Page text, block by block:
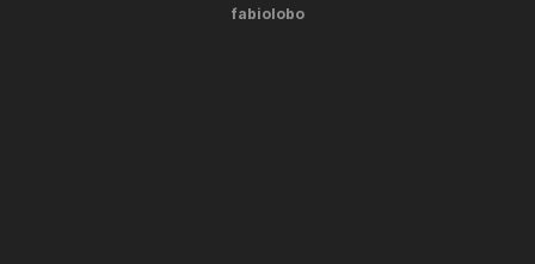
fabiolobo